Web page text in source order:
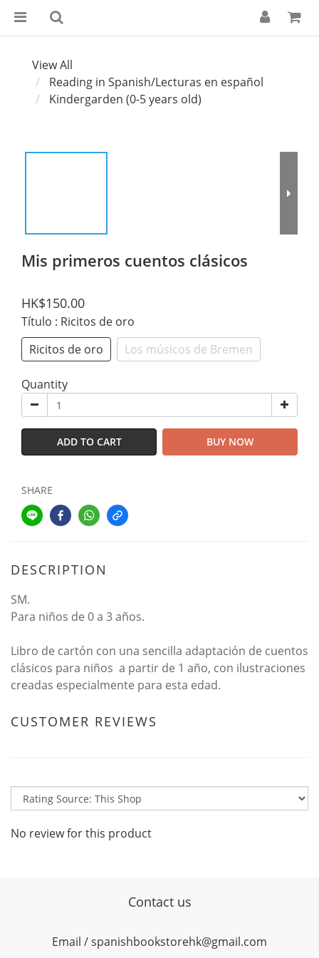
View All
Reading in Spanish/Lecturas en español
Kindergarden (0-5 years old)
Mis primeros cuentos clásicos
HK$150.00
Título : Ricitos de oro
Ricitos de oro
Los músicos de Bremen
Quantity
ADD TO CART BUY NOW
SHARE
DESCRIPTION
SM.
Para niños de 0 a 3 años.
Libro de cartón con una sencilla adaptación de cuentos
clásicos para niños a partir de 1 año, con ilustraciones
creadas especialmente para esta edad.
CUSTOMER REVIEWS
No review for this product
Contact us
Email / spanishbookstorehk@gmail.com